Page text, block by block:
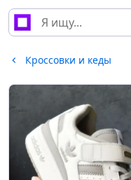
Кроссовки и кеды